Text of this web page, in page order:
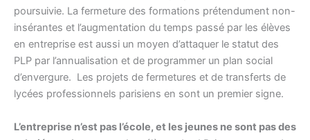
poursuivie. La fermeture des formations prétendument non-
insérantes et l’augmentation du temps passé par les élèves
en entreprise est aussi un moyen d’attaquer le statut des
PLP par l’annualisation et de programmer un plan social
d’envergure. Les projets de fermetures et de transferts de
lycées professionnels parisiens en sont un premier signe.
L’entreprise n’est pas l’école, et les jeunes ne sont pas des